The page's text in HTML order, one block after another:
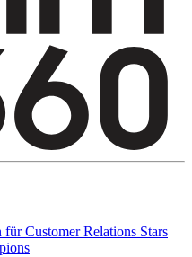
Customer Relations Stars